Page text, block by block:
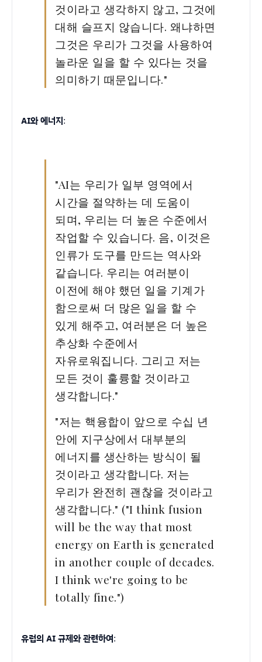
것이라고 생각하지 않고, 그것에
대해 슬프지 않습니다. 왜냐하면
그것은 우리가 그것을 사용하여
놀라운 일을 할 수 있다는 것을
의미하기 때문입니다."
AI와 에너지:
"AI는 우리가 일부 영역에서
시간을 절약하는 데 도움이
되며, 우리는 더 높은 수준에서
작업할 수 있습니다. 음, 이것은
인류가 도구를 만드는 역사와
같습니다. 우리는 여러분이
이전에 해야 했던 일을 기계가
함으로써 더 많은 일을 할 수
있게 해주고, 여러분은 더 높은
추상화 수준에서
자유로워집니다. 그리고 저는
모든 것이 훌륭할 것이라고
생각합니다."
"저는 핵융합이 앞으로 수십 년
안에 지구상에서 대부분의
에너지를 생산하는 방식이 될
것이라고 생각합니다. 저는
우리가 완전히 괜찮을 것이라고
생각합니다." ("I think fusion
will be the way that most
energy on Earth is generated
in another couple of decades.
I think we're going to be
totally fine.")
유럽의 AI 규제와 관련하여: